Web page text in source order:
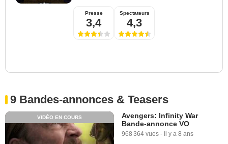
Presse
3,4
Spectateurs
4,3
9 Bandes-annonces & Teasers
VIDÉO EN COURS
Avengers: Infinity War
Bande-annonce VO
968 364 vues - Il y a 8 ans